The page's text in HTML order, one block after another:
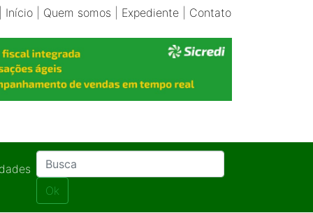
Início| Quem somos Expediente| Contato
Ok